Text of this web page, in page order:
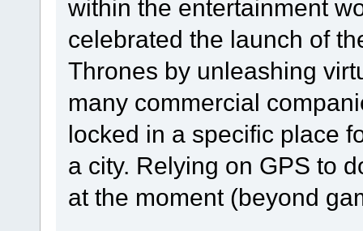
within the entertainment
celebrated the launch of
Thrones by unleashing
many commercial
locked in a specific place
a city. Relying on GPS to
at the moment (beyond